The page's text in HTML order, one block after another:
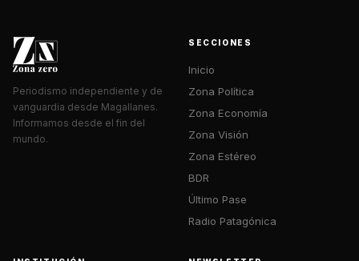
Periodismo independiente y de
vanguardia desde Magallanes.
Informamos desde el fin del
mundo.
SECCIONES
Inicio
Zona Política
Zona Economía
Zona Visión
Zona Estéreo
BDR
Último Pase
Radio Patagónica